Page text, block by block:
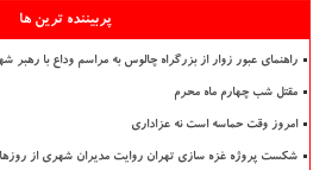
پربیننده ترین ها
راهنمای عبور زوار از بزرگراه چالوس به مراسم وداع با رهبر
مقتل شب چهارم ماه محرم
امروز وقت حماسه است نه عزاداری
شکست پروژه غزه سازی تهران روایت مدیران شهری از